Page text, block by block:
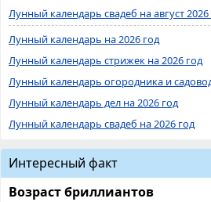
Лунный календарь свадеб на август 2026
Лунный календарь на 2026 год
Лунный календарь стрижек на 2026 год
Лунный календарь огородника и
Лунный календарь дел на 2026 год
Лунный календарь свадеб на 2026 год
Интересный факт
Возраст бриллиантов